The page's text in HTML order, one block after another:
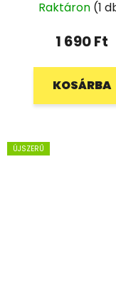
Raktáron (1
1 690 Ft
KOSÁRBA
ÚJSZERŰ